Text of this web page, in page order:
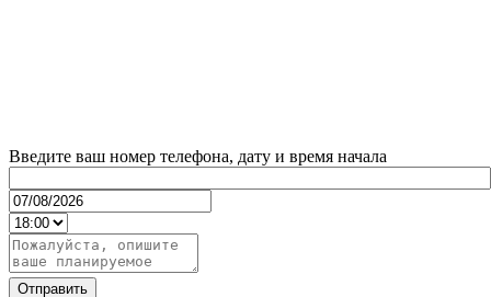
Введите ваш номер телефона, дату и время начала
Отправить